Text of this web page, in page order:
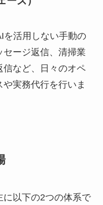
を活用しない手動の
ージ返信、清掃業
など、日々のオペ
実務代行を行いま
に以下の2つの体系で